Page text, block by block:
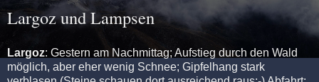
Largoz und Lampsen
Largoz: Gestern am Nachmittag; Aufstieg durch den Wald
möglich, aber eher wenig Schnee; Gipfelhang stark